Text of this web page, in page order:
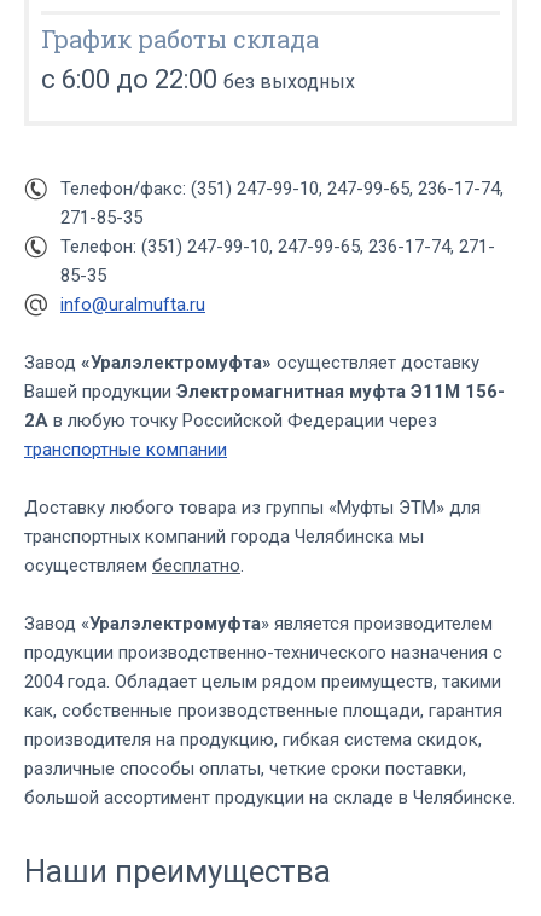
График работы склада
с 6:00 до 22:00 без выходных
Телефон/факс: (351) 247-99-10, 247-99-65, 236-17-74,
271-85-35
Телефон: (351) 247-99-10, 247-99-65, 236-17-74, 271-
85-35
info@uralmufta.ru
Завод «Уралэлектромуфта» осуществляет доставку
Вашей продукции Электромагнитная муфта Э11М 156-
2А в любую точку Российской Федерации через
транспортные компании
Доставку любого товара из группы «Муфты ЭТМ» для
транспортных компаний города Челябинска мы
осуществляем бесплатно.
Завод «Уралэлектромуфта» является производителем
продукции производственно-технического назначения с
2004 года. Обладает целым рядом преимуществ, такими
как, собственные производственные площади, гарантия
производителя на продукцию, гибкая система скидок,
различные способы оплаты, четкие сроки поставки,
большой ассортимент продукции на складе в Челябинске.
Наши преимущества